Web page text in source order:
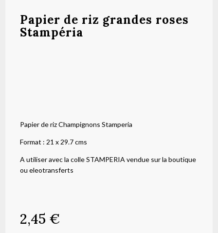
Papier de riz grandes roses
Stampéria
Papier de riz Champignons Stamperia
Format : 21 x 29.7 cms
A utiliser avec la colle STAMPERIA vendue sur la boutique
ou eleotransferts
2,45 €